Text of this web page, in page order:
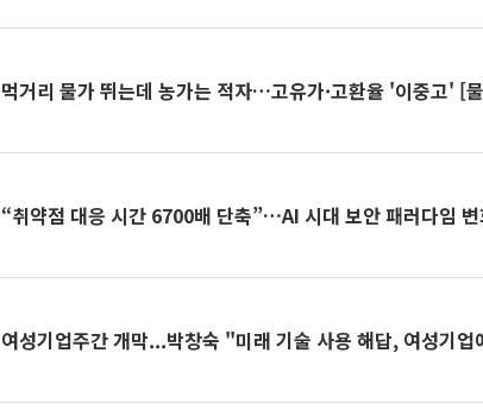
먹거리 물가 뛰는데 농가는 적자…고유가·고환율 '이중고' [
“취약점 대응 시간 6700배 단축”…AI 시대 보안 패러다임
여성기업주간 개막...박창숙 "미래 기술 사용 해답, 여성기